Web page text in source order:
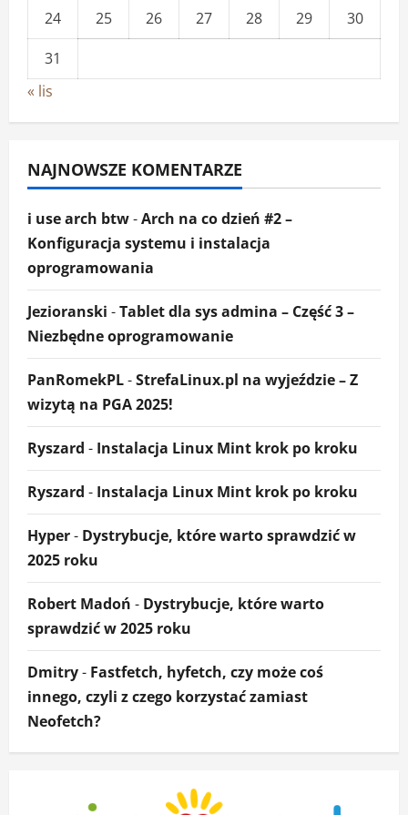
24
25 26 27 28 29
30
31
« lis
NAJNOWSZE KOMENTARZE
i use arch btw-Arch na co dzień #2 –
Konfiguracja systemu i instalacja
oprogramowania
Jezioranski -Tablet dla sys admina – Część 3 –
Niezbędne oprogramowanie
PanRomekPL-StrefaLinux.pl na wyjeździe – Z
wizytą na PGA 2025!
Ryszard - Instalacja Linux Mint krok po kroku
Ryszard - Instalacja Linux Mint krok po kroku
Hyper- Dystrybucje, które warto sprawdzić w
2025 roku
Robert Madoń - Dystrybucje, które warto
sprawdzić w 2025 roku
Dmitry- Fastfetch, hyfetch, czy może coś
innego, czyli z czego korzystać zamiast
Neofetch?